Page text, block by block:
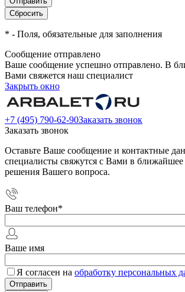
* - Поля, обязательные для заполнения
Сообщение отправлено
Ваше сообщение успешно отправлено. В
Вами свяжется наш специалист
Закрыть окно
+7 (495) 790-62-90Заказать звонок
Заказать звонок
Оставьте Ваше сообщение и контактные
специалисты свяжутся с Вами в ближайшее
решения Вашего вопроса.
Ваш телефон*
Ваше имя
Я согласен на обработку персональных